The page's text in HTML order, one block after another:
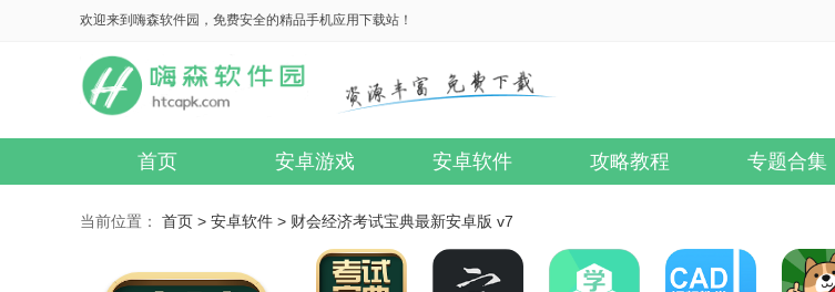
欢迎来到嗨森软件园，免费安全的精品手机应用下载站！
首页 安卓游戏 安卓软件 攻略教程 专题合集
当前位置： 首页 > 安卓软件 > 财会经济考试宝典最新安卓版 v7